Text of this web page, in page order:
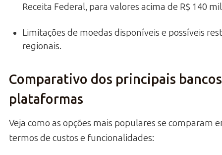
Receita Federal, para valores acima de R$ 140
Limitações de moedas disponíveis e possíveis
regionais.
Comparativo dos principais
plataformas
Veja como as opções mais populares se comparam
termos de custos e funcionalidades: